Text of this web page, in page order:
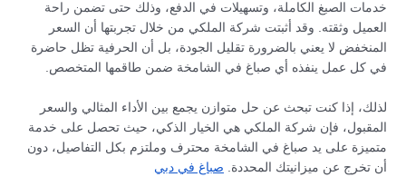
خدمات الصبغ الكاملة، وتسهيلات في الدفع، وذلك حتى تضمن راحة
العميل وثقته. وقد أثبتت شركة الملكي من خلال تجربتها أن السعر
المنخفض لا يعني بالضرورة تقليل الجودة، بل أن الحرفية تظل حاضرة
في كل عمل ينفذه أي صباغ في الشامخة ضمن طاقمها المتخصص.
لذلك، إذا كنت تبحث عن حل متوازن يجمع بين الأداء المثالي والسعر
المقبول، فإن شركة الملكي هي الخيار الذكي، حيث تحصل على خدمة
متميزة على يد صباغ في الشامخة محترف وملتزم بكل التفاصيل، دون
أن تخرج عن ميزانيتك المحددة. صباغ في دبي